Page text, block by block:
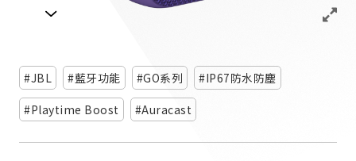
活動
JBL 藍牙功能 GO系列
IP67防水防塵
Playtime Boost
Auracast